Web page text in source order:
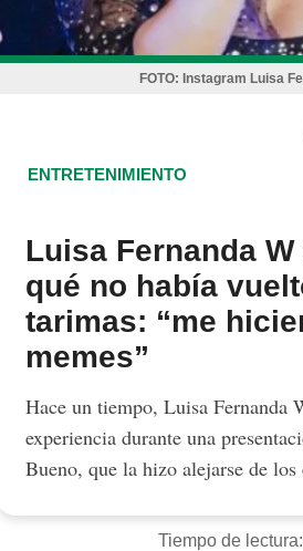
FOTO: Instagram Luisa
ENTRETENIMIENTO
Luisa Fernanda
qué no había
tarimas: “me
memes”
Hace un tiempo, Luisa Fernanda
experiencia durante una
Bueno, que la hizo alejarse de los
Tiempo de lectura: